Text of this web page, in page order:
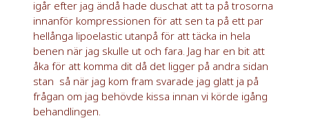
igår efter jag ändå hade duschat att ta på trosorna
innanför kompressionen för att sen ta på ett par
hellånga lipoelastic utanpå för att täcka in hela
benen när jag skulle ut och fara. Jag har en bit att
åka för att komma dit då det ligger på andra sidan
stan så när jag kom fram svarade jag glatt ja på
frågan om jag behövde kissa innan vi körde igång
behandlingen.